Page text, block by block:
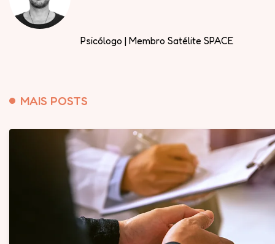
Psicólogo | Membro Satélite SPACE
MAIS POSTS